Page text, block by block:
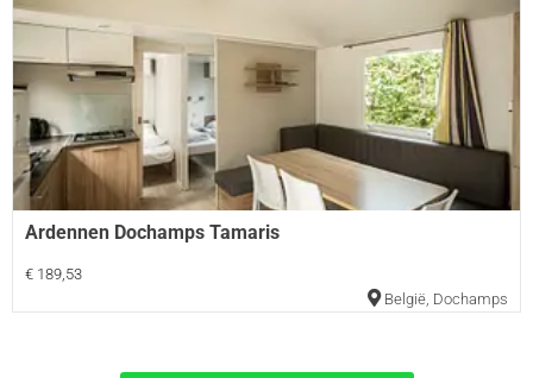
Ardennen Dochamps Tamaris
€ 189,53
België Dochamps